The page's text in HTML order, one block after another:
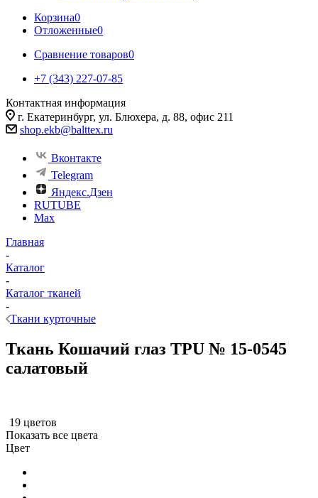
Корзина0
Отложенные0
Сравнение товаров0
+7 (343) 227-07-85
Контактная информация
г. Екатеринбург, ул. Блюхера, д. 88, офис 211
shop.ekb@balttex.ru
Вконтакте
Telegram
Яндекс.Дзен
RUTUBE
Max
Главная
-
Каталог
-
Каталог тканей
-
Ткани курточные
Ткань Кошачий глаз TPU № 15-0545
салатовый
19 цветов
Показать все цвета
Цвет